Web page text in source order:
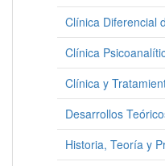
Clínica Diferencial
Clínica
Clínica y
Desarrollos
Historia, Teoría y